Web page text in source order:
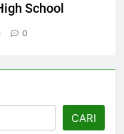
School
0
CARI